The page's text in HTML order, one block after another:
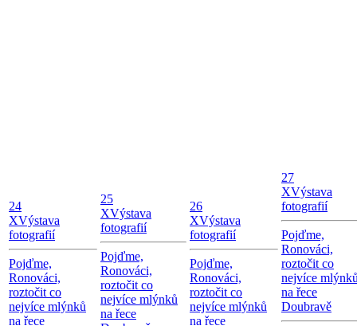
24
XVýstava
fotografií
Pojďme,
Ronováci,
roztočit co
nejvíce mlýnků
na řece
25
XVýstava
fotografií
Pojďme,
Ronováci,
roztočit co
nejvíce mlýnků
na řece
26
XVýstava
fotografií
Pojďme,
Ronováci,
roztočit co
nejvíce mlýnků
na řece
27
XVýstava
fotografií
Pojďme,
Ronováci,
roztočit co
nejvíce
na řece
Doubravě